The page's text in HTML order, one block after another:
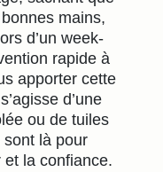
mains,
d’un week-
rapide à
apporter cette
d’une
ou de tuiles
là pour
la confiance.